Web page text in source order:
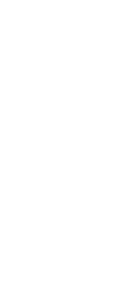
La
Marbella: